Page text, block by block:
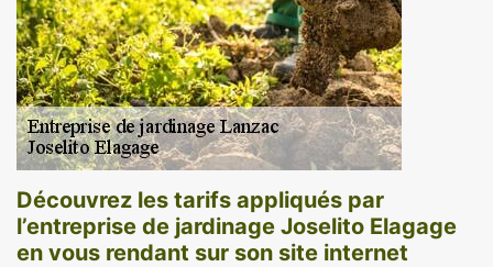
Découvrez les tarifs appliqués par
l’entreprise de jardinage Joselito Elagage
en vous rendant sur son site internet